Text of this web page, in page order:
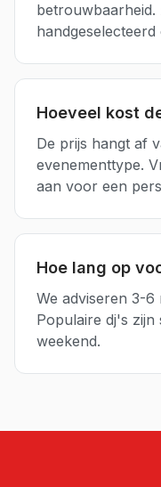
Hoeveel kost
De prijs hangt af
evenementtype.
aan voor een
Hoe lang op
We adviseren 3-
Populaire dj's
weekend.